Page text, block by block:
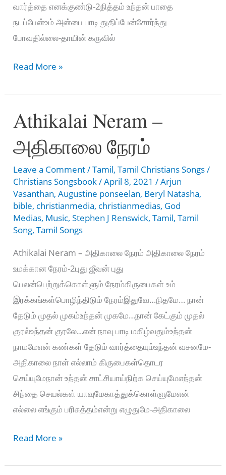
வார்த்தை எனக்குண்டு-2நித்தம் உந்தன் பாதை
நடப்பேன்உம் அன்பை பாடி துதிப்பேன்சோர்ந்து
போவதில்லை-தாயின் கருவில்
தாயின்
கண்ட
தேவா
–
Thaayin
Karuvil
Kanda
Devaa
Read More »
Athikalai Neram –
அதிகாலை நேரம்
Leave a Comment/Tamil,Tamil Christians Songs/
Christians Songsbook/April 8, 2021/Arjun
Vasanthan,Augustine ponseelan, Beryl Natasha,
bible, christianmedia, christianmedias, God
Medias, Music,Stephen J Renswick,Tamil,Tamil
Song,Tamil Songs
Athikalai Neram – அதிகாலை நேரம் அதிகாலை நேரம்
உமக்கான நேரம்-2புது ஜீவன் புது
பெலன்பெற்றுக்கொள்ளும் நேரம்கிருபைகள் உம்
இரக்கங்கள்பொழிந்திடும் நேரம்இதுவே…நிதமே… நான்
தேடும் முதல் முகம்உந்தன் முகமே…நான் கேட்கும் முதல்
குரல்உந்தன் குரலே…என் நாவு பாடி மகிழ்வதும்உந்தன்
நாமமேஎன் கண்கள் தேடும் வார்த்தையும்உந்தன் வசனமே-
அதிகாலை நாள் எல்லாம் கிருபைகள்தொடர
செய்யுமேநான் உந்தன் சாட்சியாய்நிற்க செய்யுமேஎந்தன்
சிந்தை செயல்கள் யாவுமேகாத்துக்கொள்ளுமேஎன்
எல்லை எங்கும் பரிசுத்தம்என்று எழுதுமே-அதிகாலை
Athikalai
–
Read More »